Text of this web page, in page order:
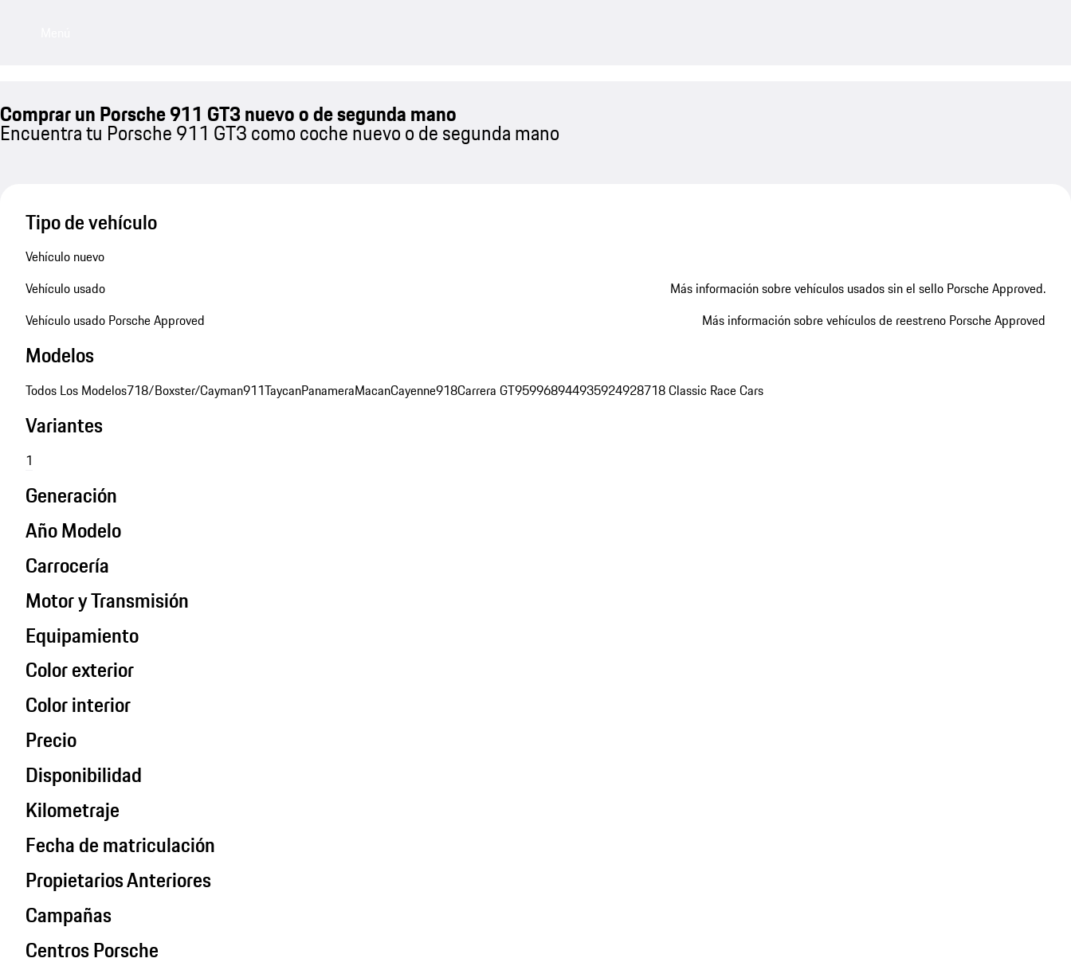
Comprar un Porsche 911 GT3 nuevo o de segunda mano
Encuentra tu Porsche 911 GT3 como coche nuevo o de segunda mano
Tipo de vehículo
Vehículo nuevo
Vehículo usado
Más información sobre vehículos usados sin el sello Porsche Approved.
Vehículo usado Porsche Approved
Más información sobre vehículos de reestreno Porsche Approved
Modelos
Todos Los Modelos718/Boxster/Cayman911TaycanPanameraMacanCayenne918Carrera GT959968944935924928718 Classic Race Cars
Variantes
1
Generación
Año Modelo
Carrocería
Motor y Transmisión
Equipamiento
Color exterior
Color interior
Precio
Disponibilidad
Kilometraje
Fecha de matriculación
Propietarios Anteriores
Campañas
Centros Porsche